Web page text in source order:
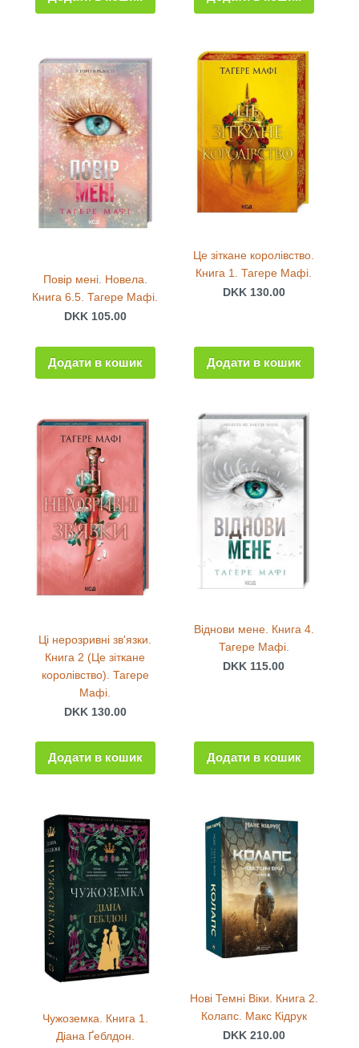
Повір мені. Новела.
Книга 6.5. Тагере Мафі.
DKK 105.00
Додати в кошик
Це зіткане королівство.
Книга 1. Тагере Мафі.
DKK 130.00
Додати в кошик
Ці нерозривні зв'язки.
Книга 2 (Це зіткане
королівство). Тагере
Мафі.
DKK 130.00
Додати в кошик
Віднови мене. Книга 4.
Тагере Мафі.
DKK 115.00
Додати в кошик
Чужоземка. Книга 1.
Діана Ґеблдон.
Нові Темні Віки. Книга 2.
Колапс. Макс Кідрук
DKK 210.00